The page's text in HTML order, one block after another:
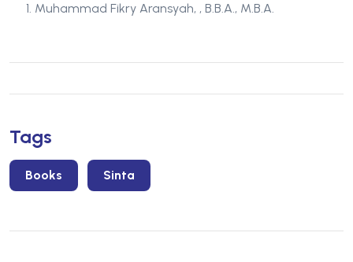
Muhammad Fikry Aransyah, , B.B.A., M.B.A.
Tags
Books Sinta